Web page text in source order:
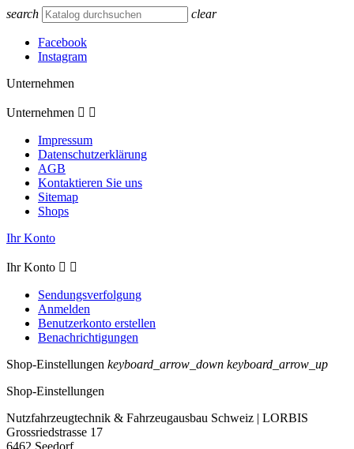
search clear
Facebook
Instagram
Unternehmen
Unternehmen  
Impressum
Datenschutzerklärung
AGB
Kontaktieren Sie uns
Sitemap
Shops
Ihr Konto
Ihr Konto  
Sendungsverfolgung
Anmelden
Benutzerkonto erstellen
Benachrichtigungen
Shop-Einstellungen keyboard_arrow_down keyboard_arrow_up
Shop-Einstellungen
Nutzfahrzeugtechnik & Fahrzeugausbau Schweiz | LORBIS
Grossriedstrasse 17
6462 Seedorf